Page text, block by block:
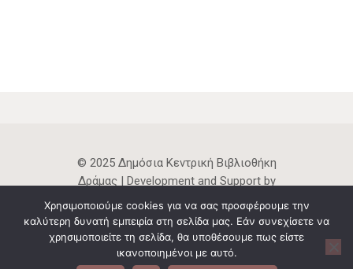
© 2025 Δημόσια Κεντρική Βιβλιοθήκη
Δράμας | Development and Support by
ThinkBang
Το περιεχόμενο της ιστοσελίδας
διατίθεται με άδεια
Creative Commons
CC BY 4.0, εκτός αν αναφέρεται
Χρησιμοποιούμε cookies για να σας προσφέρουμε την
καλύτερη δυνατή εμπειρία στη σελίδα μας. Εάν συνεχίσετε να
χρησιμοποιείτε τη σελίδα, θα υποθέσουμε πως είστε
ικανοποιημένοι με αυτό.